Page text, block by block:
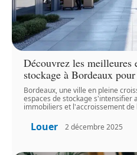
Découvrez les meilleures
stockage à Bordeaux
Bordeaux, une ville en pleine
espaces de stockage s'intensifier
immobiliers et l'accroissement de
Louer 2 décembre 2025